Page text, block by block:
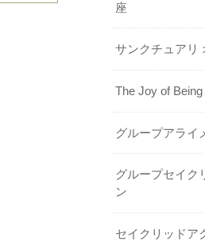
座
サンクチュアリ
The Joy of Being
グループアライ
グループセイク
ン
セイクリッドア